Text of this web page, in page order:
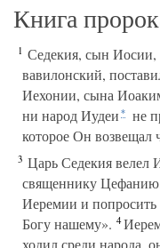
Книга
1 Седекия, сын Иосии,
вавилонский,
Иехонии, сына
ни народ Иудеи *
не
которое Он возвещал
3 Царь Седекия
священнику
Иеремии и попросить
Богу нашему». 4
ходил среди народа,